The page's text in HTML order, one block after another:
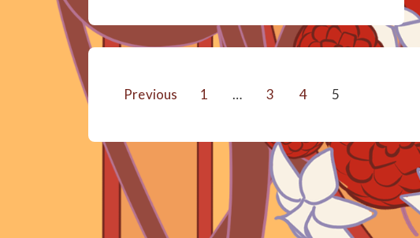
Pagination
publications
Previous 1 … 3 4 5